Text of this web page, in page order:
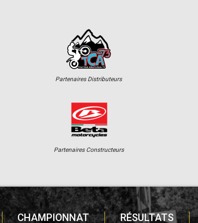
Partenaires Distributeurs
Partenaires Constructeurs
CHAMPIONNAT RÉSULTATS